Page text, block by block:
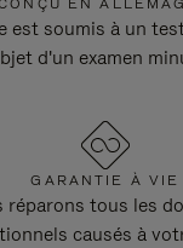
est soumis à un
d'un examen
GARANTIE À VIE
réparons tous les
causés à